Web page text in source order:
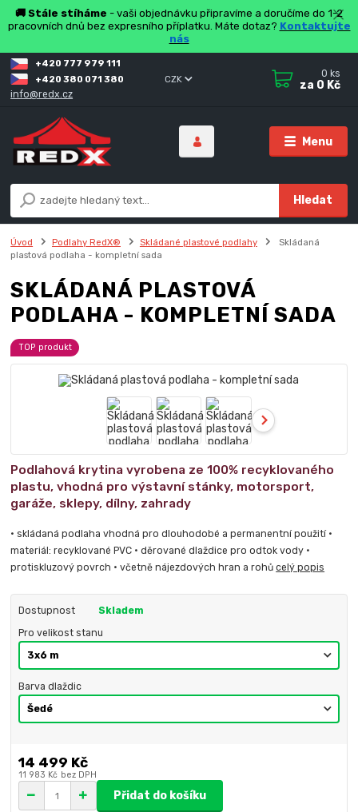
🚚 Stále stíháme - vaši objednávku připravíme a doručíme do 1-2
pracovních dnů bez expresního příplatku. Máte dotaz? Kontaktujte
nás
Menu
CZK
Hledat
+420 777 979 111
+420 380 071 380
info@redx.cz
0 ks
za 0 Kč
Úvod Podlahy RedX® Skládané plastové podlahy
Skládaná
plastová podlaha - kompletní sada
SKLÁDANÁ PLASTOVÁ
PODLAHA - KOMPLETNÍ SADA
TOP produkt
Podlahová krytina vyrobena ze 100% recyklovaného
plastu, vhodná pro výstavní stánky, motorsport,
garáže, sklepy, dílny, zahrady
• skládaná podlaha vhodná pro dlouhodobé a permanentní použití •
materiál: recyklované PVC • děrované dlaždice pro odtok vody •
protiskluzový povrch • včetně nájezdových hran a rohůcelý popis
Dostupnost Skladem
Pro velikost stanu
Barva dlaždic
14 499 Kč
11 983 Kč bez DPH
Přidat do košíku